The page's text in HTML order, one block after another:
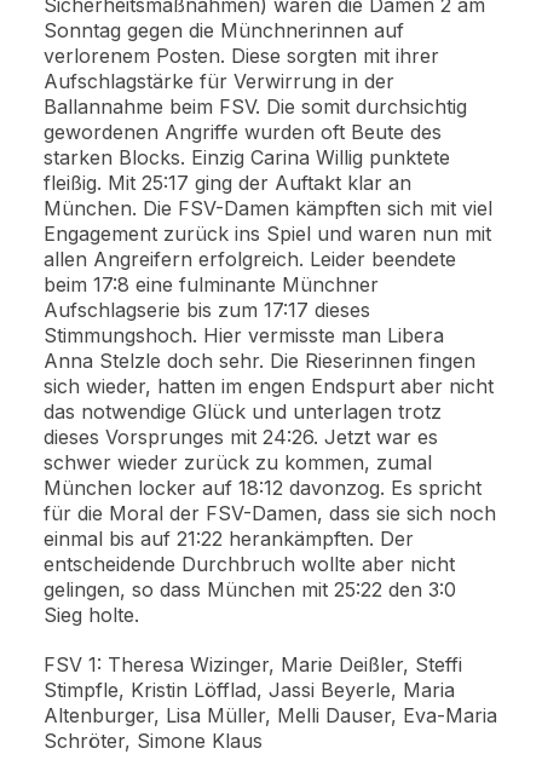
Sicherheitsmaßnahmen) waren die Damen 2 am
Sonntag gegen die Münchnerinnen auf
verlorenem Posten. Diese sorgten mit ihrer
Aufschlagstärke für Verwirrung in der
Ballannahme beim FSV. Die somit durchsichtig
gewordenen Angriffe wurden oft Beute des
starken Blocks. Einzig Carina Willig punktete
fleißig. Mit 25:17 ging der Auftakt klar an
München. Die FSV-Damen kämpften sich mit viel
Engagement zurück ins Spiel und waren nun mit
allen Angreifern erfolgreich. Leider beendete
beim 17:8 eine fulminante Münchner
Aufschlagserie bis zum 17:17 dieses
Stimmungshoch. Hier vermisste man Libera
Anna Stelzle doch sehr. Die Rieserinnen fingen
sich wieder, hatten im engen Endspurt aber nicht
das notwendige Glück und unterlagen trotz
dieses Vorsprunges mit 24:26. Jetzt war es
schwer wieder zurück zu kommen, zumal
München locker auf 18:12 davonzog. Es spricht
für die Moral der FSV-Damen, dass sie sich noch
einmal bis auf 21:22 herankämpften. Der
entscheidende Durchbruch wollte aber nicht
gelingen, so dass München mit 25:22 den 3:0
Sieg holte.
FSV 1: Theresa Wizinger, Marie Deißler, Steffi
Stimpfle, Kristin Löfflad, Jassi Beyerle, Maria
Altenburger, Lisa Müller, Melli Dauser, Eva-Maria
Schröter, Simone Klaus